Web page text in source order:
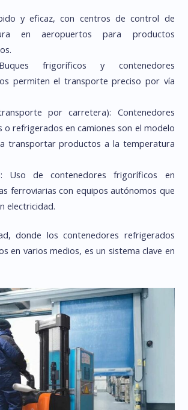
y eficaz, con centros de control de
en aeropuertos para productos
frigoríficos y contenedores
permiten el transporte preciso por vía
por carretera): Contenedores
o refrigerados en camiones son el modelo
transportar productos a la temperatura
Uso de contenedores frigoríficos en
ferroviarias con equipos autónomos que
electricidad.
donde los contenedores refrigerados
en varios medios, es un sistema clave en